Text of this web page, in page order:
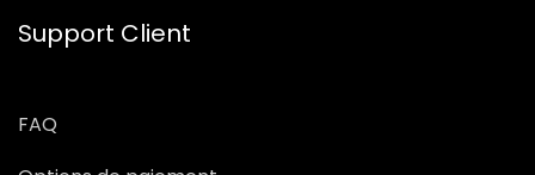
Support Client
FAQ